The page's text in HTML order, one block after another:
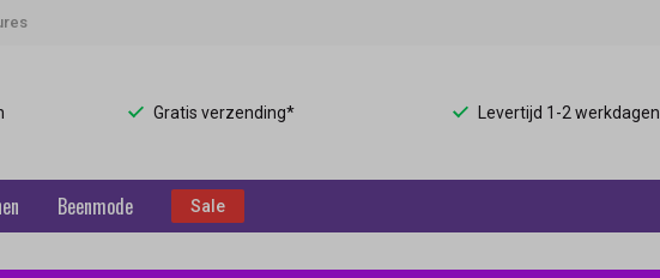
Gratis verzending* Levertijd 1-2 werkdagen
Beenmode Sale